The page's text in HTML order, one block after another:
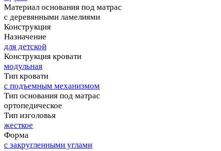
Материал основания под матрас
с деревянными ламелиями
Конструкция
Назначение
для детской
Конструкция кровати
модульная
Тип кровати
с подъемным механизмом
Тип основания под матрас
ортопедическое
Тип изголовья
жесткое
Форма
с закругленными углами